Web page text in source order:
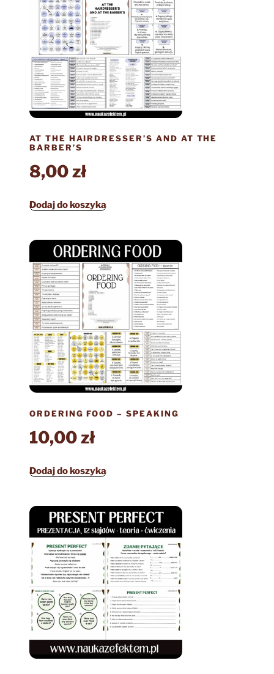
AT THE HAIRDRESSER’S AND AT THE
BARBER’S
8,00zł
Dodaj do koszyka
ORDERING FOOD – SPEAKING
10,00zł
Dodaj do koszyka